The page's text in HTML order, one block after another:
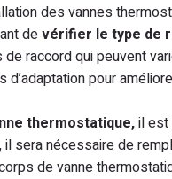
des vannes
devérifier le type de
raccord qui peuvent
pour
thermostatique,il est
sera nécessaire de
de vanne